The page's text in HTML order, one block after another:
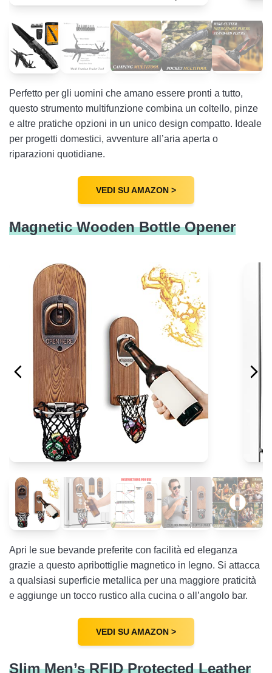
Perfetto per gli uomini che amano essere pronti a tutto,
questo strumento multifunzione combina un coltello, pinze
e altre pratiche opzioni in un unico design compatto. Ideale
per progetti domestici, avventure all’aria aperta o
riparazioni quotidiane.
VEDI SU AMAZON >
Magnetic Wooden Bottle Opener
Apri le sue bevande preferite con facilità ed eleganza
grazie a questo apribottiglie magnetico in legno. Si attacca
a qualsiasi superficie metallica per una maggiore praticità
e aggiunge un tocco rustico alla cucina o all’angolo bar.
VEDI SU AMAZON >
Slim Men’s RFID Protected Leather